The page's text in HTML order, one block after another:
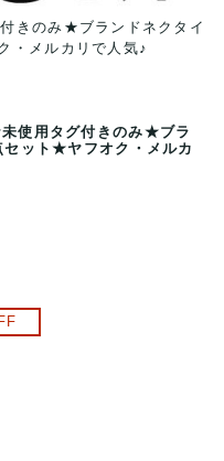
きのみ★ブランドネクタイ
・メルカリで人気♪
使用タグ付きのみ★ブラ
ット★ヤフオク・メルカ